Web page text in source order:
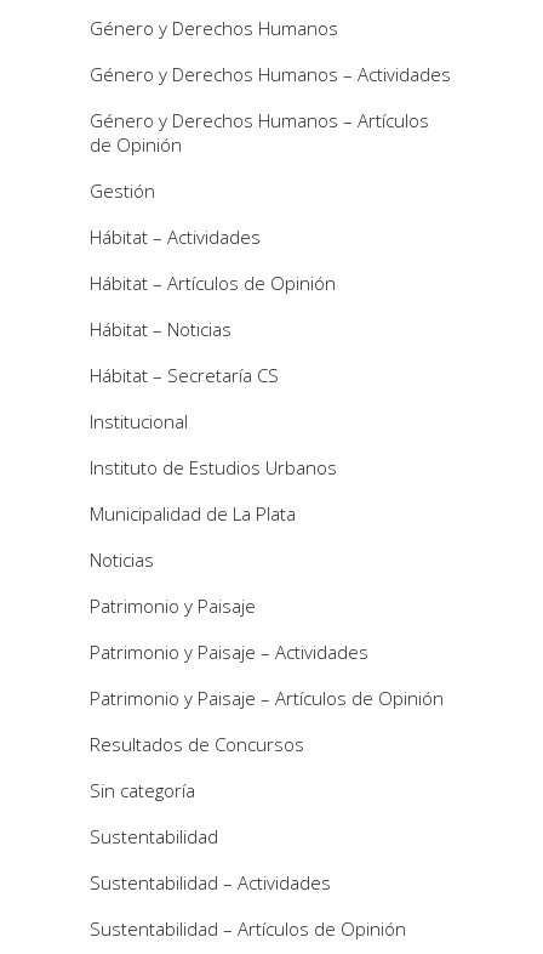
Género y Derechos Humanos
Género y Derechos Humanos – Actividades
Género y Derechos Humanos – Artículos
de Opinión
Gestión
Hábitat – Actividades
Hábitat – Artículos de Opinión
Hábitat – Noticias
Hábitat – Secretaría CS
Institucional
Instituto de Estudios Urbanos
Municipalidad de La Plata
Noticias
Patrimonio y Paisaje
Patrimonio y Paisaje – Actividades
Patrimonio y Paisaje – Artículos de Opinión
Resultados de Concursos
Sin categoría
Sustentabilidad
Sustentabilidad – Actividades
Sustentabilidad – Artículos de Opinión